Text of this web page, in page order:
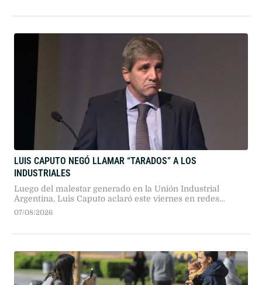
LUIS CAPUTO NEGÓ LLAMAR “TARADOS” A LOS
INDUSTRIALES
Luego del malestar generado en la Unión Industrial
Argentina, Luis Caputo aclaró este viernes en redes
sociales sus dichos sobre el sector. El ministro de
07/08/2026